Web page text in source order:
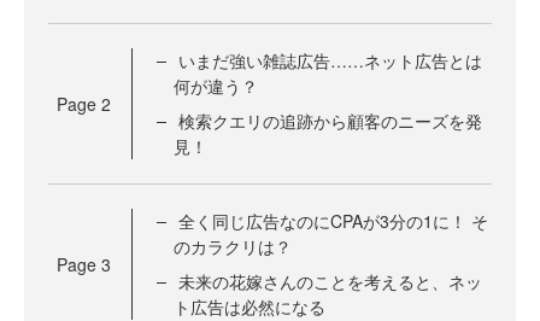
Page 2
いまだ強い雑誌広告……ネット広告とは
何が違う？
検索クエリの追跡から顧客のニーズを発
見！
Page 3
全く同じ広告なのにCPAが3分の1に！ そ
のカラクリは？
未来の花嫁さんのことを考えると、ネッ
ト広告は必然になる